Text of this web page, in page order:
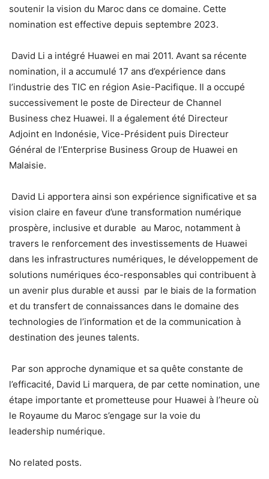
soutenir la vision du Maroc dans ce domaine. Cette
nomination est effective depuis septembre 2023.
David Li a intégré Huawei en mai 2011. Avant sa récente
nomination, il a accumulé 17 ans d’expérience dans
l’industrie des TIC en région Asie-Pacifique. Il a occupé
successivement le poste de Directeur de Channel
Business chez Huawei. Il a également été Directeur
Adjoint en Indonésie, Vice-Président puis Directeur
Général de l’Enterprise Business Group de Huawei en
Malaisie.
David Li apportera ainsi son expérience significative et sa
vision claire en faveur d’une transformation numérique
prospère, inclusive et durable au Maroc, notamment à
travers le renforcement des investissements de Huawei
dans les infrastructures numériques, le développement de
solutions numériques éco-responsables qui contribuent à
un avenir plus durable et aussi par le biais de la formation
et du transfert de connaissances dans le domaine des
technologies de l’information et de la communication à
destination des jeunes talents.
Par son approche dynamique et sa quête constante de
l’efficacité, David Li marquera, de par cette nomination, une
étape importante et prometteuse pour Huawei à l’heure où
le Royaume du Maroc s’engage sur la voie du
leadership numérique.
No related posts.